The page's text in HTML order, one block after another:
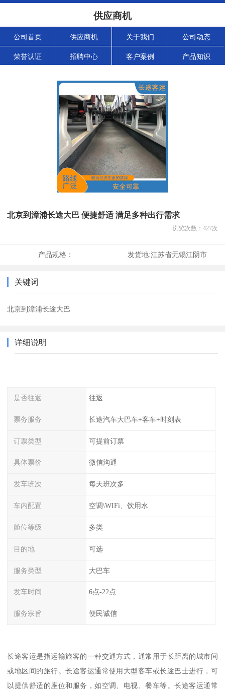
供应商机
公司首页 供应商机 关于我们 公司动态
荣誉认证 招聘中心 客户案例 产品知识
北京到漳浦长途大巴 便捷舒适 满足多种出行需求
浏览次数： 427次
产品规格： 发货地:江苏省无锡江阴市
关键词
北京到漳浦长途大巴
详细说明
是否往返 往返
票务服务 长途汽车大巴车+客车+时刻表
订票类型 可提前订票
具体票价 微信沟通
发车班次 每天班次多
车内配置 空调\WIFi、饮用水
舱位等级 多类
目的地 可选
服务类型 大巴车
发车时间 6点-22点
服务宗旨 便民诚信
长途客运是指运输旅客的一种交通方式，通常用于长距离的城市间
或地区间的旅行。长途客运通常使用大型客车或长途巴士进行，可
以提供舒适的座位和服务，如空调、电视、餐车等。长途客运通常